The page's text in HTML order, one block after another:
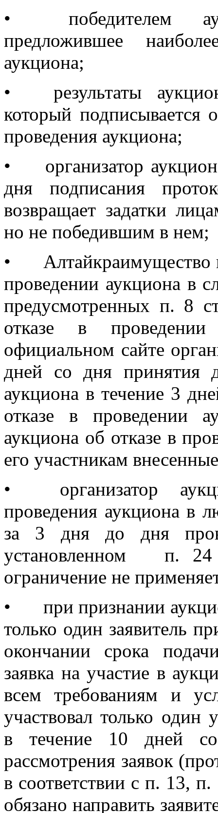
•
победителем
предложившее
аукциона;
•
результаты
который подписывается
проведения аукциона;
•
организатор
дня подписания
возвращает задатки
но не победившим в нем;
•
Алтайкраимущество
проведении аукциона в
предусмотренных п. 8
отказе в
официальном сайте
дней со дня принятия
аукциона в течение 3
отказе в проведении
аукциона об отказе в
его участникам
•
организатор
проведения аукциона в
за 3 дня до дня
установленном п. 24
ограничение не
•
при признании
только один заявитель
окончании срока
заявка на участие в
всем требованиям и
участвовал только один
в течение 10 дней со
рассмотрения заявок
в соответствии с п. 13,
обязано направить